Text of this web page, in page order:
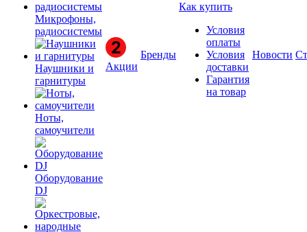
Микрофоны,
радиосистемы
Наушники и
гарнитуры
Ноты,
самоучители
Оборудование
DJ
Акции
Бренды
Как купить
Условия
оплаты
Условия
доставки
Гарантия
на товар
Новости